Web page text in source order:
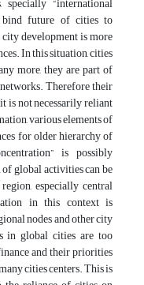
bind future of cities to
development is more
In this situation, cities
more, they are part of
Therefore their
is not necessarily reliant
various elements of
for older hierarchy of
is possibly
global activities can be
especially central
in this context is
nodes and other city
in global cities are too
and their priorities
cities centers. This is